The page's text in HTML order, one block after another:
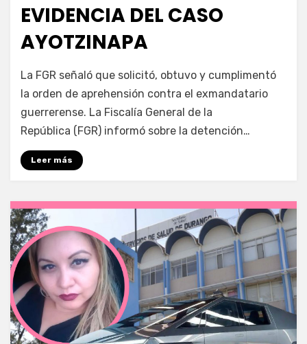
EVIDENCIA DEL CASO
AYOTZINAPA
porFernando Miranda Servín
La FGR señaló que solicitó, obtuvo y cumplimentó
la orden de aprehensión contra el exmandatario
guerrerense. La Fiscalía General de la
República (FGR) informó sobre la detención…
Leer más